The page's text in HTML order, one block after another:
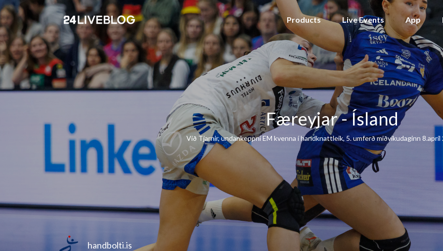
Products Live Events App
Færeyjar - Ísland
Við Tjarnir, undankeppni EM kvenna í handknattleik, 5. umferð miðvikudaginn 8.apríl
handbolti.is